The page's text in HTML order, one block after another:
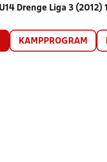
U14 Drenge Liga 3 (2012)
KAMPPROGRAM